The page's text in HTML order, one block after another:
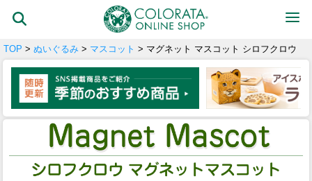
TOP > ぬいぐるみ > マスコット > マグネット マスコット シロフクロウ